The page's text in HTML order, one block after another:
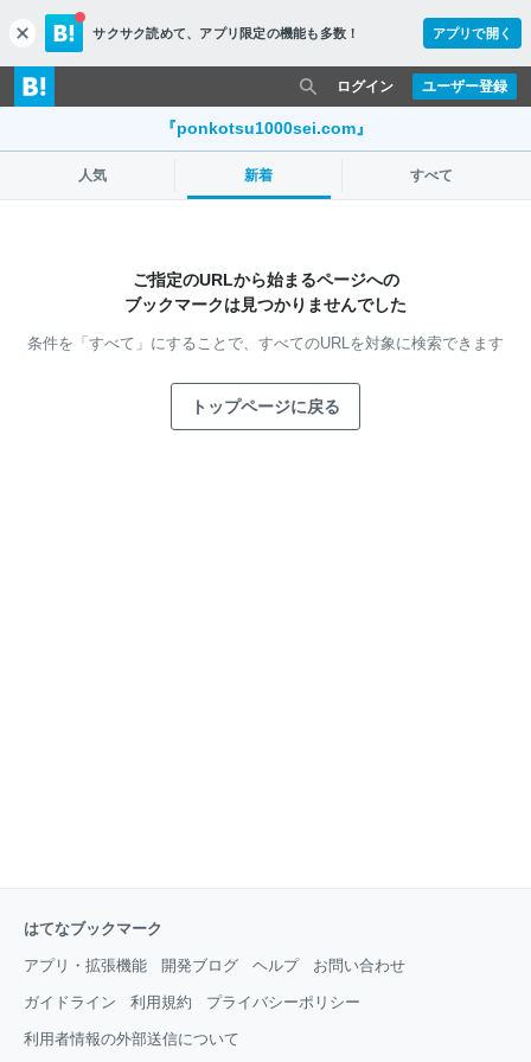
c
l
o
s
サクサク読めて、 アプリ限定の機能も多数！ アプリで開く
ユーザー登録
ログイン
『ponkotsu1000sei.com』
人気 新着 すべて
ご指定のURLから始まるページへの
ブックマークは見つかりませんでした
条件を「すべて」にすることで、 すべてのURLを対象に検索できます
トップページに戻る
はてなブックマーク
アプリ・拡張機能 開発ブログ ヘルプ お問い合わせ
ガイドライン 利用規約 プライバシーポリシー
利用者情報の外部送信について